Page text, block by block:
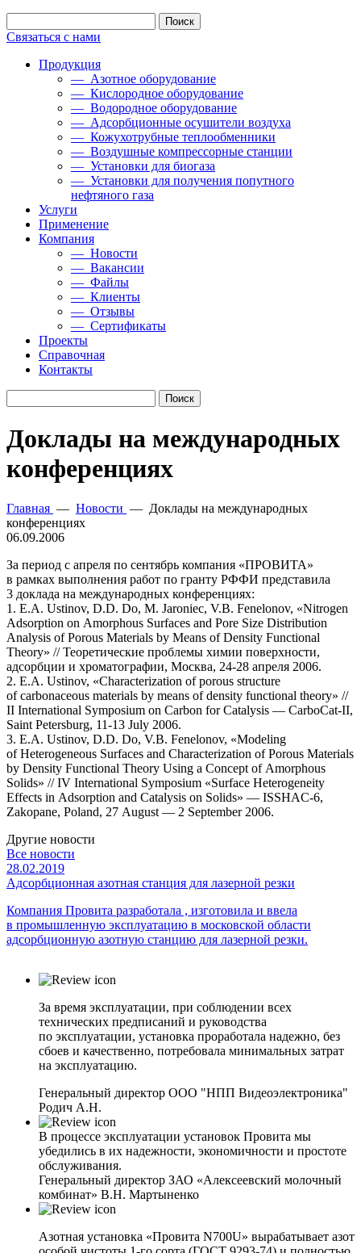
Связаться с нами
Продукция
— Азотное оборудование
— Кислородное оборудование
— Водородное оборудование
— Адсорбционные осушители воздуха
— Кожухотрубные теплообменники
— Воздушные компрессорные станции
— Установки для биогаза
— Установки для получения попутного
нефтяного газа
Услуги
Применение
Компания
— Новости
— Вакансии
— Файлы
— Клиенты
— Отзывы
— Сертификаты
Проекты
Справочная
Контакты
Доклады на международных
конференциях
Главная — Новости — Доклады на международных
конференциях
06.09.2006
За период с апреля по сентябрь компания «ПРОВИТА»
в рамках выполнения работ по гранту РФФИ представила
3 доклада на международных конференциях:
1. E.A. Ustinov, D.D. Do, M. Jaroniec, V.B. Fenelonov, «Nitrogen
Adsorption on Amorphous Surfaces and Pore Size Distribution
Analysis of Porous Materials by Means of Density Functional
Theory» // Теоретические проблемы химии поверхности,
адсорбции и хроматографии, Москва, 24-28 апреля 2006.
2. E.A. Ustinov, «Characterization of porous structure
of carbonaceous materials by means of density functional theory» //
II International Symposium on Carbon for Catalysis — CarboCat-II,
Saint Petersburg, 11-13 July 2006.
3. E.A. Ustinov, D.D. Do, V.B. Fenelonov, «Modeling
of Heterogeneous Surfaces and Characterization of Porous Materials
by Density Functional Theory Using a Concept of Amorphous
Solids» // IV International Symposium «Surface Heterogeneity
Effects in Adsorption and Catalysis on Solids» — ISSHAC-6,
Zakopane, Poland, 27 August — 2 September 2006.
Другие новости
Все новости
28.02.2019
Адсорбционная азотная станция для лазерной резки
Компания Провита разработала , изготовила и ввела
в промышленную эксплуатацию в московской области
адсорбционную азотную станцию для лазерной резки.
За время эксплуатации, при соблюдении всех
технических предписаний и руководства
по эксплуатации, установка проработала надежно, без
сбоев и качественно, потребовала минимальных затрат
на эксплуатацию.
Генеральный директор ООО "НПП Видеоэлектроника"
Родич А.Н.
В процессе эксплуатации установок Провита мы
убедились в их надежности, экономичности и простоте
обслуживания.
Генеральный директор ЗАО «Алексеевский молочный
комбинат» В.Н. Мартыненко
Азотная установка «Провита N700U» вырабатывает азот